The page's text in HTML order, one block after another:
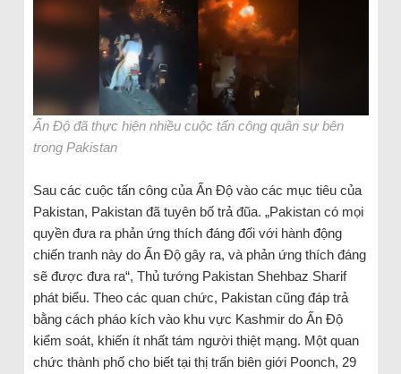
Ấn Độ đã thực hiện nhiều cuộc tấn công quân sự bên
trong Pakistan
Sau các cuộc tấn công của Ấn Độ vào các mục tiêu của
Pakistan, Pakistan đã tuyên bố trả đũa. „Pakistan có mọi
quyền đưa ra phản ứng thích đáng đối với hành động
chiến tranh này do Ấn Độ gây ra, và phản ứng thích đáng
sẽ được đưa ra“, Thủ tướng Pakistan Shehbaz Sharif
phát biểu. Theo các quan chức, Pakistan cũng đáp trả
bằng cách pháo kích vào khu vực Kashmir do Ấn Độ
kiểm soát, khiến ít nhất tám người thiệt mạng. Một quan
chức thành phố cho biết tại thị trấn biên giới Poonch, 29